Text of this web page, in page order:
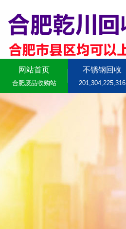
网站首页
合肥废品收购站
不锈钢回收
201,304,225,316